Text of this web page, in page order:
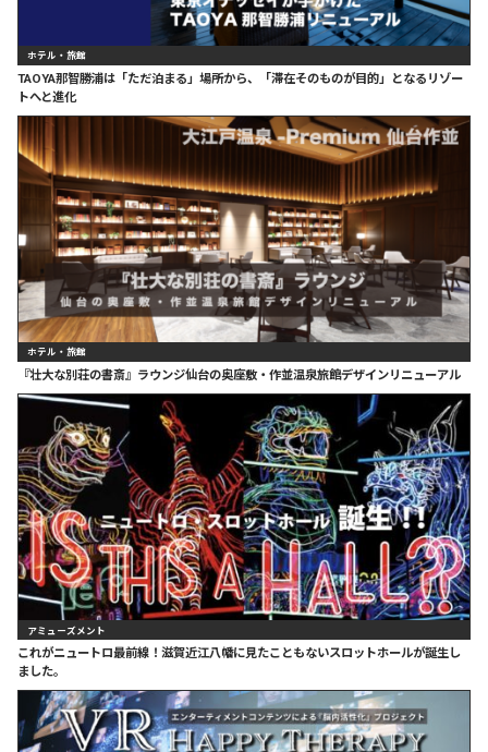
ホテル・旅館
TAOYA那智勝浦は「ただ泊まる」場所から、「滞在そのものが目的」となるリゾー
トへと進化
ホテル・旅館
『壮大な別荘の書斎』ラウンジ仙台の奥座敷・作並温泉旅館デザインリニューアル
アミューズメント
これがニュートロ最前線！滋賀近江八幡に見たこともないスロットホールが誕生し
ました。